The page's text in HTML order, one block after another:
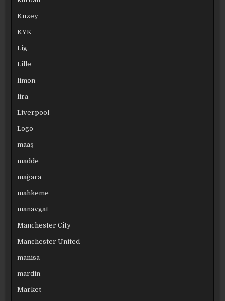
Kuzey
KYK
Lig
Lille
limon
lira
Liverpool
Logo
maaş
madde
mağara
mahkeme
manavgat
Manchester City
Manchester United
manisa
mardin
Market